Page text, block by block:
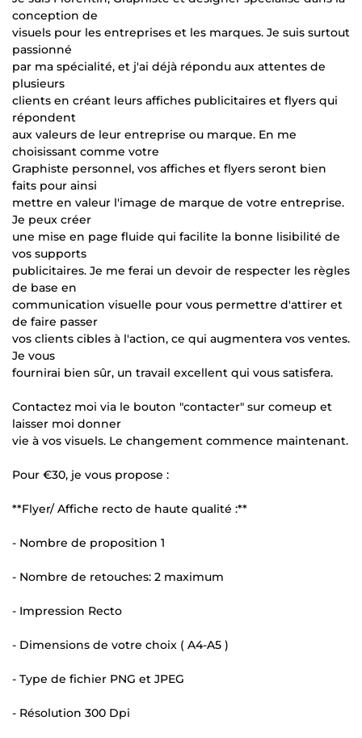
conception de
visuels pour les entreprises et les marques. Je suis surtout
passionné
par ma spécialité, et j'ai déjà répondu aux attentes de
plusieurs
clients en créant leurs affiches publicitaires et flyers qui
répondent
aux valeurs de leur entreprise ou marque. En me
choisissant comme votre
Graphiste personnel, vos affiches et flyers seront bien
faits pour ainsi
mettre en valeur l'image de marque de votre entreprise.
Je peux créer
une mise en page fluide qui facilite la bonne lisibilité de
vos supports
publicitaires. Je me ferai un devoir de respecter les règles
de base en
communication visuelle pour vous permettre d'attirer et
de faire passer
vos clients cibles à l'action, ce qui augmentera vos ventes.
Je vous
fournirai bien sûr, un travail excellent qui vous satisfera.
Contactez moi via le bouton "contacter" sur comeup et
laisser moi donner
vie à vos visuels. Le changement commence maintenant.
Pour €30, je vous propose :
**Flyer/ Affiche recto de haute qualité :**
- Nombre de proposition 1
- Nombre de retouches: 2 maximum
- Impression Recto
- Dimensions de votre choix ( A4-A5 )
- Type de fichier PNG et JPEG
- Résolution 300 Dpi